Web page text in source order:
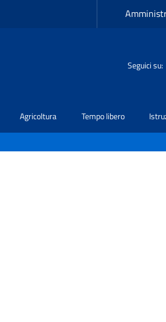
Seguici su:
Agricoltura Tempo libero